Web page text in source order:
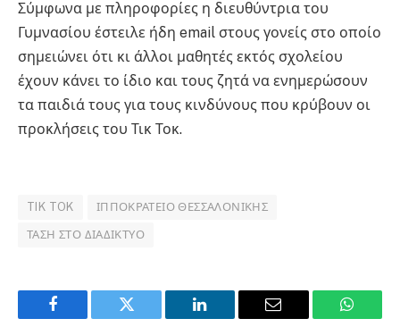
Σύμφωνα με πληροφορίες η διευθύντρια του
Γυμνασίου έστειλε ήδη email στους γονείς στο οποίο
σημειώνει ότι κι άλλοι μαθητές εκτός σχολείου
έχουν κάνει το ίδιο και τους ζητά να ενημερώσουν
τα παιδιά τους για τους κινδύνους που κρύβουν οι
προκλήσεις του Τικ Τοκ.
TIK TOK ΙΠΠΟΚΡΆΤΕΙΟ ΘΕΣΣΑΛΟΝΊΚΗΣ
ΤΆΣΗ ΣΤΟ ΔΙΑΔΊΚΤΥΟ
Facebook Twitter LinkedIn Email